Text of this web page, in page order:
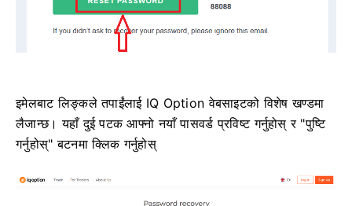
इमेलबाट लिङ्कले तपाईंलाई IQ Option वेबसाइटको विशेष खण्डमा
लैजान्छ। यहाँ दुई पटक आफ्नो नयाँ पासवर्ड प्रविष्ट गर्नुहोस् र "पुष्टि
गर्नुहोस्" बटनमा क्लिक गर्नुहोस्